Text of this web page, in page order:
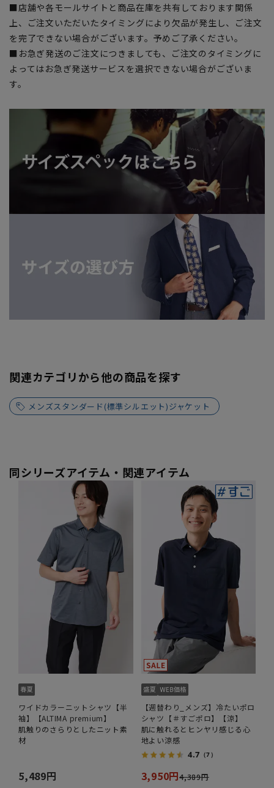
■店舗や各モールサイトと商品在庫を共有しております関係
上、ご注文いただいたタイミングにより欠品が発生し、ご注文
を完了できない場合がございます。予めご了承ください。
■お急ぎ発送のご注文につきましても、ご注文のタイミングに
よってはお急ぎ発送サービスを選択できない場合がございま
す。
関連カテゴリから他の商品を探す
メンズスタンダード(標準シルエット)ジャケット
同シリーズアイテム・関連アイテム
ワイドカラーニットシャツ【半
袖】【ALTIMA premium】
肌触りのさらりとしたニット素
材
5,489円
【週替わり_メンズ】冷たいポロ
シャツ【＃すごポロ】【涼】
肌に触れるとヒンヤリ感じる心
地よい涼感
4.7 （7）
3,950円4,389円